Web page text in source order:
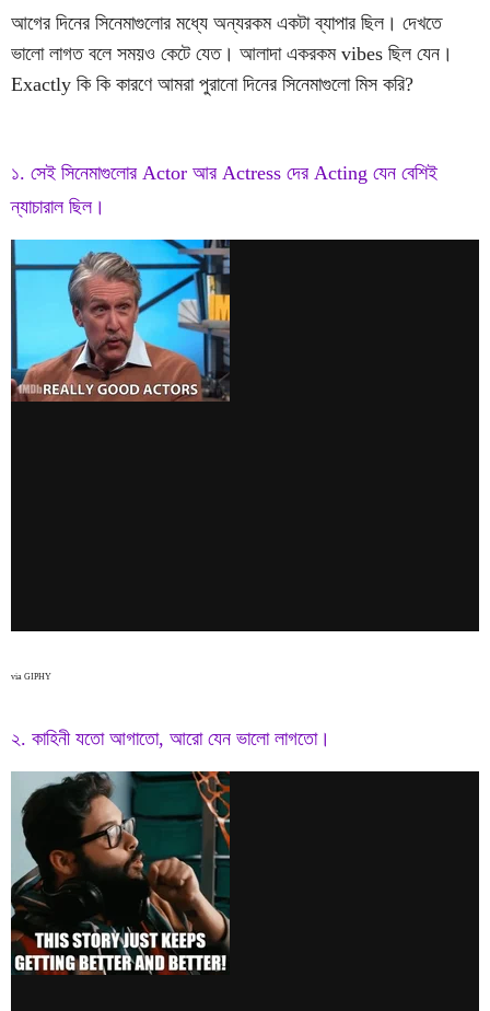
আগের দিনের সিনেমাগুলোর মধ্যে অন্যরকম একটা ব্যাপার ছিল। দেখতে
ভালো লাগত বলে সময়ও কেটে যেত। আলাদা একরকম vibes ছিল যেন।
Exactly কি কি কারণে আমরা পুরানো দিনের সিনেমাগুলো মিস করি?
১. সেই সিনেমাগুলোর Actor আর Actress দের Acting যেন বেশিই
ন্যাচারাল ছিল।
via GIPHY
২. কাহিনী যতো আগাতো, আরো যেন ভালো লাগতো।